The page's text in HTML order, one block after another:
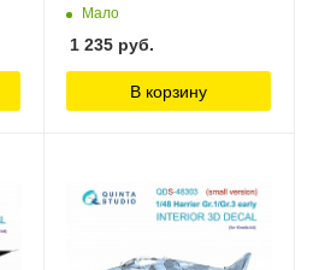
Quinta Studio
Мало
1 235 руб.
В корзину